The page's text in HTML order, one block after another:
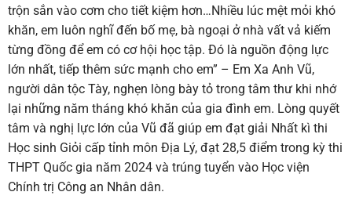
trộn sắn vào cơm cho tiết kiệm hơn…Nhiều lúc mệt mỏi khó
khăn, em luôn nghĩ đến bố mẹ, bà ngoại ở nhà vất vả kiếm
từng đồng để em có cơ hội học tập. Đó là nguồn động lực
lớn nhất, tiếp thêm sức mạnh cho em” – Em Xa Anh Vũ,
người dân tộc Tày, nghẹn lòng bày tỏ trong tâm thư khi nhớ
lại những năm tháng khó khăn của gia đình em. Lòng quyết
tâm và nghị lực lớn của Vũ đã giúp em đạt giải Nhất kì thi
Học sinh Giỏi cấp tỉnh môn Địa Lý, đạt 28,5 điểm trong kỳ thi
THPT Quốc gia năm 2024 và trúng tuyển vào Học viện
Chính trị Công an Nhân dân.